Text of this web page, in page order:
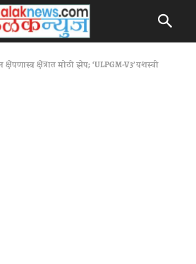
क्षेपणास्त्र क्षेत्रात मोठी झेप; ‘ULPGM-V3’ यशस्वी